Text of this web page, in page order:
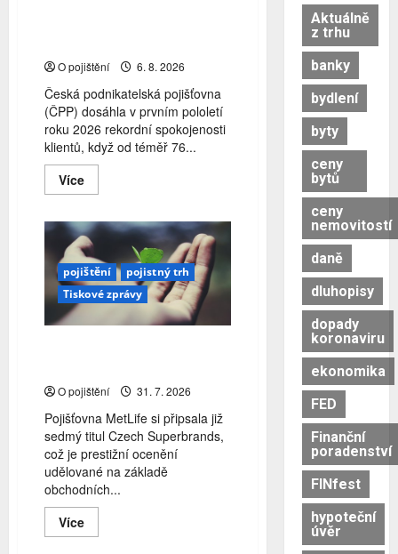
O pojištění 6. 8. 2026
Česká podnikatelská pojišťovna
(ČPP) dosáhla v prvním pololetí
roku 2026 rekordní spokojenosti
klientů, když od téměř 76...
VíceRead
more
klientů
ČPP
roste,
oceňují
vstřícnost
a
rychlost
pojištění
pojistný trh
Tiskové zprávy
O pojištění 31. 7. 2026
Pojišťovna MetLife si připsala již
sedmý titul Czech Superbrands,
což je prestižní ocenění
udělované na základě
obchodních...
VíceRead
more
Aktuálně
z trhu
banky
bydlení
byty
ceny
bytů
ceny
nemovitostí
daně
dluhopisy
dopady
koronaviru
ekonomika
FED
Finanční
poradenství
FINfest
hypoteční
úvěr